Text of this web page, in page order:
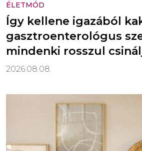
ÉLETMÓD
Így kellene igazából
gasztroenterológus
mindenki rosszul
2026.08.08.